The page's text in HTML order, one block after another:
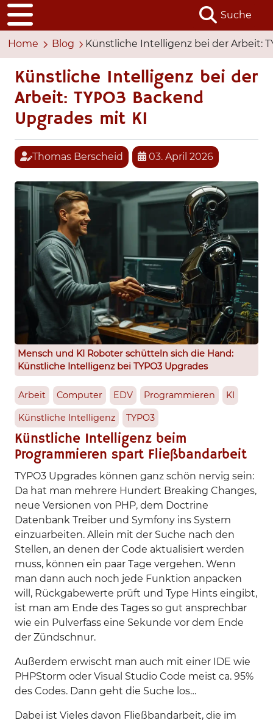
Suche
Home Blog Künstliche Intelligenz bei der Arbeit:
Künstliche Intelligenz bei der
Arbeit: TYPO3 Backend
Upgrades mit KI
Thomas Berscheid 03. April 2026
Mensch und KI Roboter schütteln sich die Hand:
Künstliche Intelligenz bei TYPO3 Upgrades
Arbeit Computer EDV Programmieren KI
Künstliche Intelligenz TYPO3
Künstliche Intelligenz beim
Programmieren spart Fließbandarbeit
TYPO3 Upgrades können ganz schön nervig sein:
Da hat man mehrere Hundert Breaking Changes,
neue Versionen von PHP, dem Doctrine
Datenbank Treiber und Symfony ins System
einzuarbeiten. Allein mit der Suche nach den
Stellen, an denen der Code aktualisiert werden
muss, können ein paar Tage vergehen. Wenn
man dann auch noch jede Funktion anpacken
will, Rückgabewerte prüft und Type Hints eingibt,
ist man am Ende des Tages so gut ansprechbar
wie ein Pulverfass eine Sekunde vor dem Ende
der Zündschnur.
Außerdem erwischt man auch mit einer IDE wie
PHPStorm oder Visual Studio Code meist ca. 95%
des Codes. Dann geht die Suche los…
Dabei ist Vieles davon Fließbandarbeit, die im